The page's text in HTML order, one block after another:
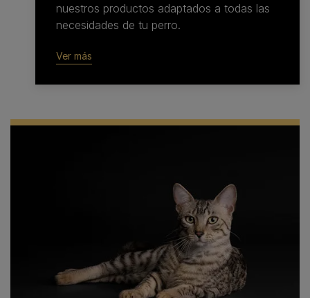
nuestros productos adaptados a todas las
necesidades de tu perro.
Ver más